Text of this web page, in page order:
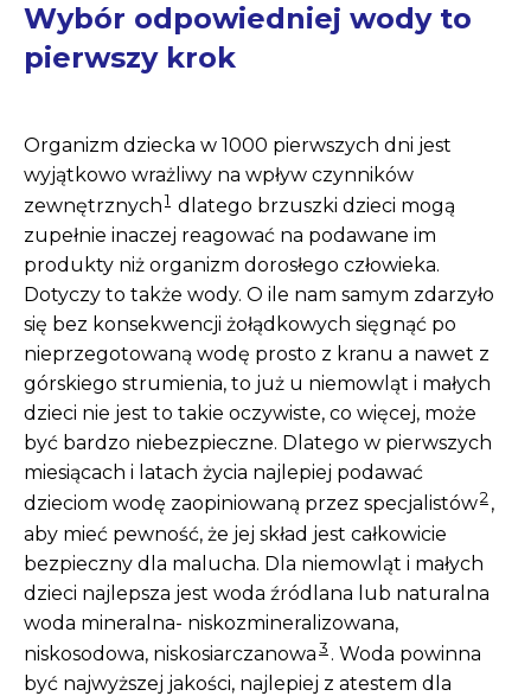
Wybór odpowiedniej wody to
pierwszy krok
Organizm dziecka w 1000 pierwszych dni jest
wyjątkowo wrażliwy na wpływ czynników
zewnętrznych1 dlatego brzuszki dzieci mogą
zupełnie inaczej reagować na podawane im
produkty niż organizm dorosłego człowieka.
Dotyczy to także wody. O ile nam samym zdarzyło
się bez konsekwencji żołądkowych sięgnąć po
nieprzegotowaną wodę prosto z kranu a nawet z
górskiego strumienia, to już u niemowląt i małych
dzieci nie jest to takie oczywiste, co więcej, może
być bardzo niebezpieczne. Dlatego w pierwszych
miesiącach i latach życia najlepiej podawać
dzieciom wodę zaopiniowaną przez specjalistów2,
aby mieć pewność, że jej skład jest całkowicie
bezpieczny dla malucha. Dla niemowląt i małych
dzieci najlepsza jest woda źródlana lub naturalna
woda mineralna- niskozmineralizowana,
niskosodowa, niskosiarczanowa3 . Woda powinna
być najwyższej jakości, najlepiej z atestem dla